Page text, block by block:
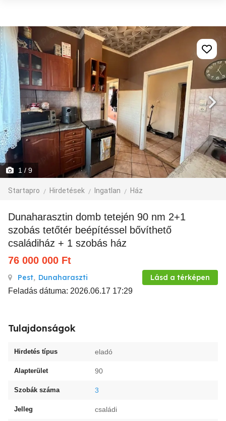
1 / 9
Startapro Hirdetések Ingatlan Ház
Dunaharasztin domb tetején 90 nm 2+1
szobás tetőtér beépítéssel bővíthető
családiház + 1 szobás ház
76 000 000 Ft
Pest, Dunaharaszti Lásd a térképen
Feladás dátuma: 2026.06.17 17:29
Tulajdonságok
Hirdetés típus eladó
Alapterület 90
Szobák száma 3
Jelleg családi